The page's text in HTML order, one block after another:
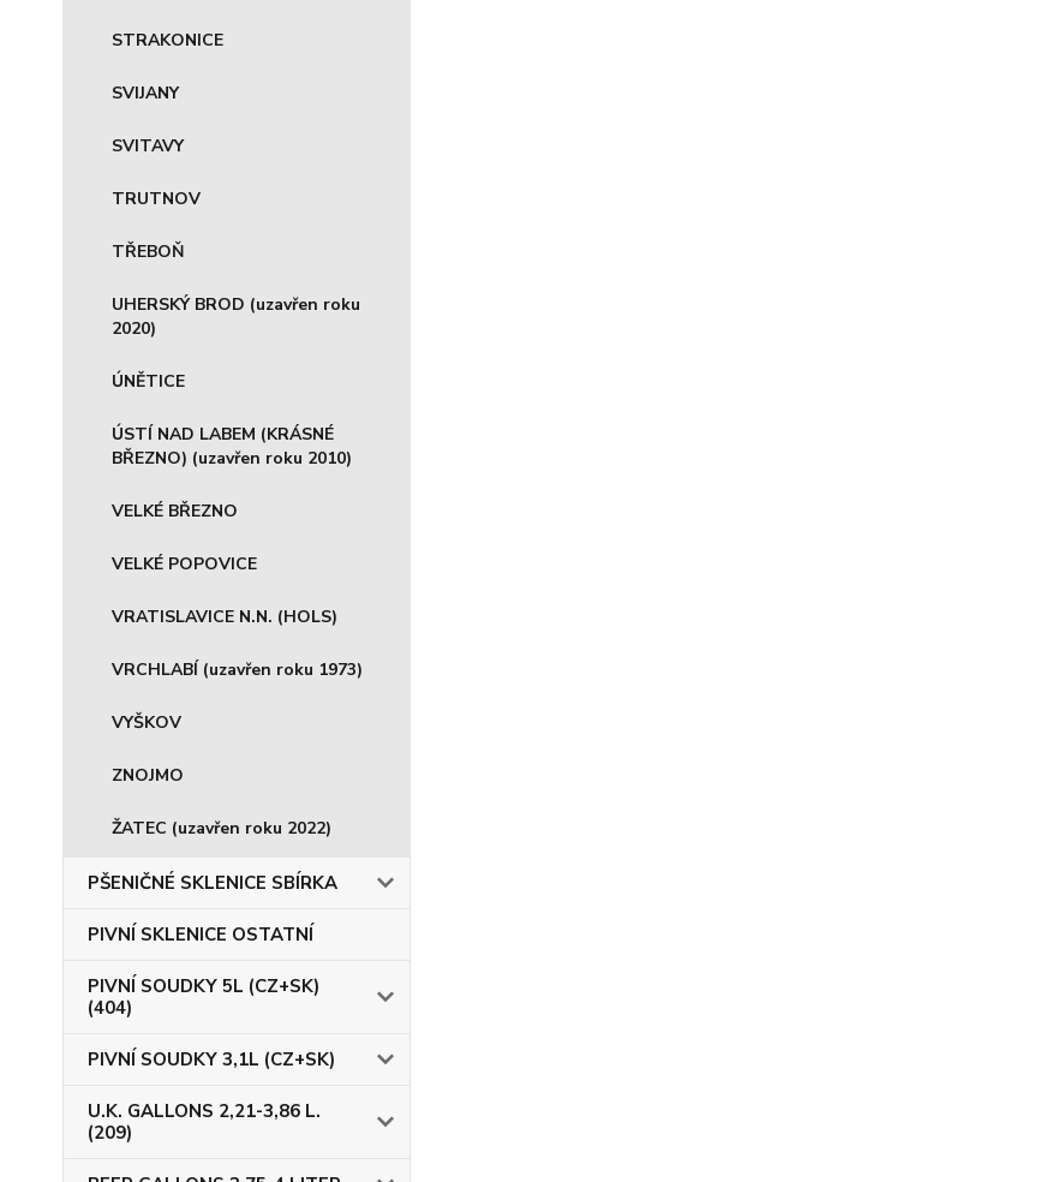
STRAKONICE
SVIJANY
SVITAVY
TRUTNOV
TŘEBOŇ
UHERSKÝ BROD (uzavřen roku
2020)
ÚNĚTICE
ÚSTÍ NAD LABEM (KRÁSNÉ
BŘEZNO) (uzavřen roku 2010)
VELKÉ BŘEZNO
VELKÉ POPOVICE
VRATISLAVICE N.N. (HOLS)
VRCHLABÍ (uzavřen roku 1973)
VYŠKOV
ZNOJMO
ŽATEC (uzavřen roku 2022)
PŠENIČNÉ SKLENICE SBÍRKA
PIVNÍ SKLENICE OSTATNÍ
PIVNÍ SOUDKY 5L (CZ+SK)
(404)
PIVNÍ SOUDKY 3,1L (CZ+SK)
U.K. GALLONS 2,21-3,86 L.
(209)